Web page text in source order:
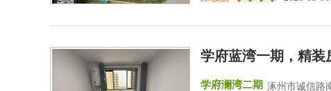
学府蓝湾一期，精装
学府澜湾二期 涿州市诚信路